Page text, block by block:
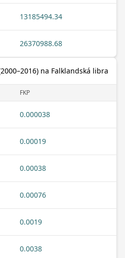
13185494.34
26370988.68
na Falklandská libra
FKP
0.000038
0.00019
0.00038
0.00076
0.0019
0.0038